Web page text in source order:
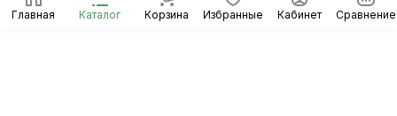
Главная Каталог Корзина Избранные Кабинет Сравнение